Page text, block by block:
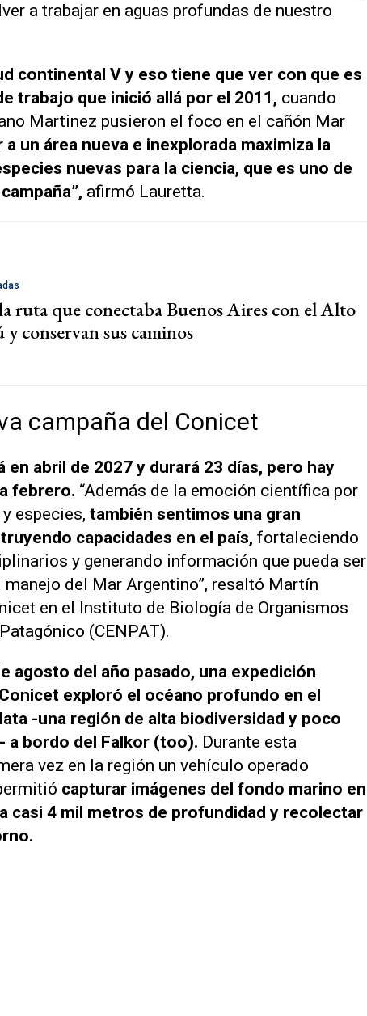
a trabajar en aguas profundas de nuestro
continental V y eso tiene que ver con que es
trabajo que inició allá por el 2011, cuando
Martinez pusieron el foco en el cañón Mar
un área nueva e inexplorada maximiza la
nuevas para la ciencia, que es uno de
afirmó Lauretta.
ruta que conectaba Buenos Aires con el Alto
y conservan sus caminos
campaña del Conicet
en abril de 2027 y durará 23 días, pero hay
febrero. “Además de la emoción científica por
especies, también sentimos una gran
capacidades en el país, fortaleciendo
y generando información que pueda ser
del Mar Argentino”, resaltó Martín
en el Instituto de Biología de Organismos
(CENPAT).
agosto del año pasado, una expedición
exploró el océano profundo en el
-una región de alta biodiversidad y poco
a bordo del Falkor (too). Durante esta
vez en la región un vehículo operado
capturar imágenes del fondo marino en
casi 4 mil metros de profundidad y recolectar